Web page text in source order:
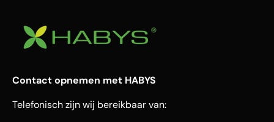
Contact opnemen met HABYS
Telefonisch zijn wij bereikbaar van: